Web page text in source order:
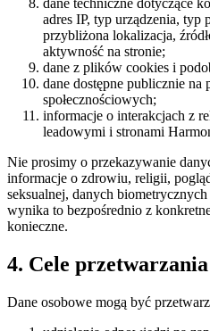
dane techniczne dotyczące
adres IP, typ urządzenia, typ
przybliżona lokalizacja,
aktywność na stronie;
dane z plików cookies i
dane dostępne publicznie
społecznościowych;
informacje o interakcjach z
leadowymi i stronami
Nie prosimy o przekazywanie
informacje o zdrowiu, religii,
seksualnej, danych
wynika to bezpośrednio z
konieczne.
4. Cele
Dane osobowe mogą być